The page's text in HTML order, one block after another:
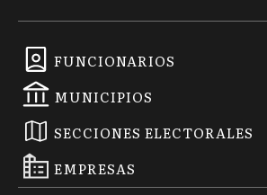
FUNCIONARIOS
MUNICIPIOS
SECCIONES ELECTORALES
EMPRESAS